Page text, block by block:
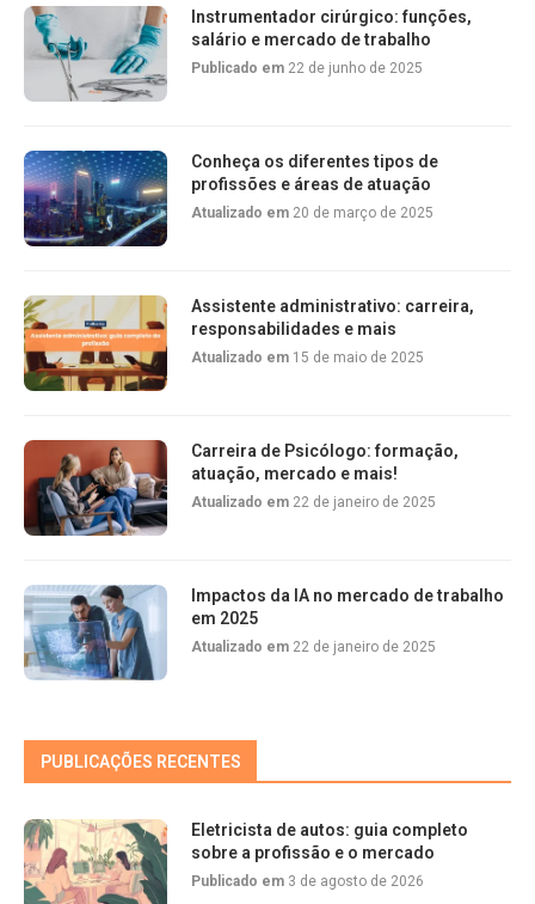
Instrumentador cirúrgico: funções,
salário e mercado de trabalho
Publicado em 22 de junho de 2025
Conheça os diferentes tipos de
profissões e áreas de atuação
Atualizado em 20 de março de 2025
Assistente administrativo: carreira,
responsabilidades e mais
Atualizado em 15 de maio de 2025
Carreira de Psicólogo: formação,
atuação, mercado e mais!
Atualizado em 22 de janeiro de 2025
Impactos da IA no mercado de trabalho
em 2025
Atualizado em 22 de janeiro de 2025
PUBLICAÇÕES RECENTES
Eletricista de autos: guia completo
sobre a profissão e o mercado
Publicado em 3 de agosto de 2026